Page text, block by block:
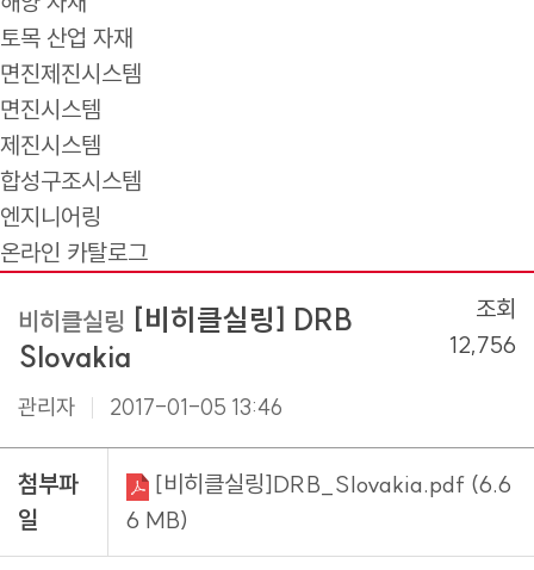
토목 산업 자재
면진제진시스템
면진시스템
제진시스템
합성구조시스템
엔지니어링
온라인 카탈로그
비히클실링 [비히클실링] DRB
Slovakia
조회
12,756
관리자 2017-01-05 13:46
첨부파
일
[비히클실링]DRB_Slovakia.pdf (6.6
6 MB)